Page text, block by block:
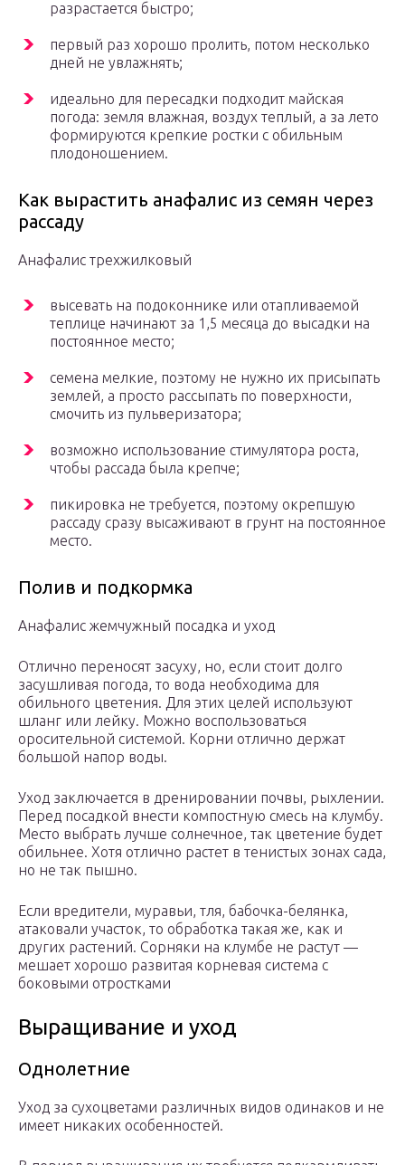
разрастается быстро;
первый раз хорошо пролить, потом несколько
дней не увлажнять;
идеально для пересадки подходит майская
погода: земля влажная, воздух теплый, а за лето
формируются крепкие ростки с обильным
плодоношением.
Как вырастить анафалис из семян через
рассаду
Анафалис трехжилковый
высевать на подоконнике или отапливаемой
теплице начинают за 1,5 месяца до высадки на
постоянное место;
семена мелкие, поэтому не нужно их присыпать
землей, а просто рассыпать по поверхности,
смочить из пульверизатора;
возможно использование стимулятора роста,
чтобы рассада была крепче;
пикировка не требуется, поэтому окрепшую
рассаду сразу высаживают в грунт на постоянное
место.
Полив и подкормка
Анафалис жемчужный посадка и уход
Отлично переносят засуху, но, если стоит долго
засушливая погода, то вода необходима для
обильного цветения. Для этих целей используют
шланг или лейку. Можно воспользоваться
оросительной системой. Корни отлично держат
большой напор воды.
Уход заключается в дренировании почвы, рыхлении.
Перед посадкой внести компостную смесь на клумбу.
Место выбрать лучше солнечное, так цветение будет
обильнее. Хотя отлично растет в тенистых зонах сада,
но не так пышно.
Если вредители, муравьи, тля, бабочка-белянка,
атаковали участок, то обработка такая же, как и
других растений. Сорняки на клумбе не растут —
мешает хорошо развитая корневая система с
боковыми отростками
Выращивание и уход
Однолетние
Уход за сухоцветами различных видов одинаков и не
имеет никаких особенностей.